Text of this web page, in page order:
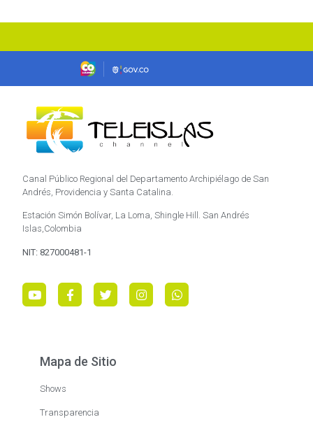
Canal Público Regional del Departamento Archipiélago de San
Andrés, Providencia y Santa Catalina.
Estación Simón Bolívar, La Loma, Shingle Hill. San Andrés
Islas,Colombia
NIT: 827000481-1
Mapa de Sitio
Shows
Transparencia